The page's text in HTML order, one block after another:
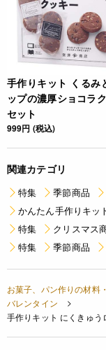
手作りキット くるみ
ップの濃厚ショコラ
セット
999円 (税込)
関連カテゴリ
特集 季節商品
かんたん手作りキッ
特集
クリスマス
特集
季節商品
お菓子、パン作りの材料
バレンタイン
手作りキット にくきゅう